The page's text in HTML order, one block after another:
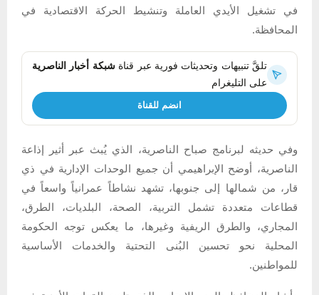
في تشغيل الأيدي العاملة وتنشيط الحركة الاقتصادية في
المحافظة.
تلقَّ تنبيهات وتحديثات فورية عبر قناةشبكة أخبار الناصرية
على التليغرام
انضم للقناة
وفي حديثه لبرنامج صباح الناصرية، الذي يُبث عبر أثير إذاعة
الناصرية، أوضح الإبراهيمي أن جميع الوحدات الإدارية في ذي
قار، من شمالها إلى جنوبها، تشهد نشاطاً عمرانياً واسعاً في
قطاعات متعددة تشمل التربية، الصحة، البلديات، الطرق،
المجاري، والطرق الريفية وغيرها، ما يعكس توجه الحكومة
المحلية نحو تحسين البُنى التحتية والخدمات الأساسية
للمواطنين.